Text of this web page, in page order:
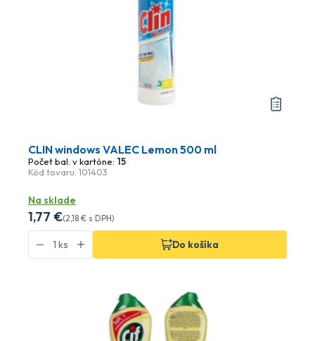
CLIN windows VALEC Lemon 500 ml
Počet bal. v kartóne: 15
Kód tovaru: 101403
Na sklade
1,77 €(2,18 € s DPH)
Do košíka